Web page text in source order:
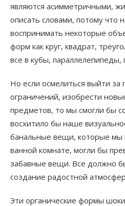
являются асимметричными,
описать словами, потому что
воспринимать некоторые
форм как круг, квадрат,
все в кубы,
Но если осмелиться выйти за
ограничений, изобрести
предметов, то мы смогли бы
восхитило бы наше
банальные вещи, которые мы
ванной комнате, могли бы
забавные вещи. Все должно
создание радостной
Эти органические формы